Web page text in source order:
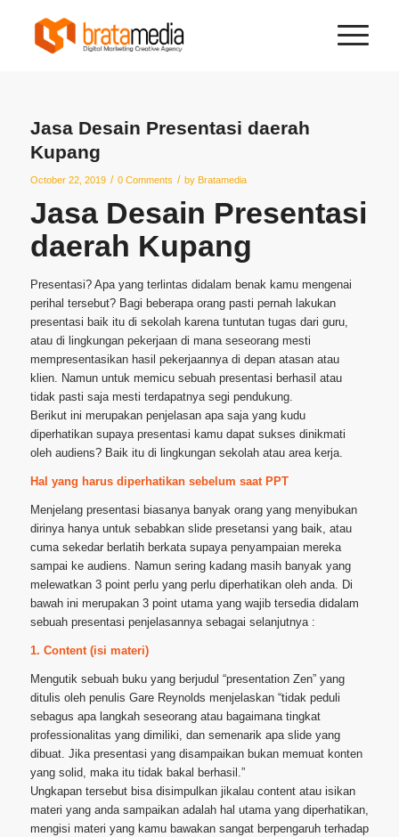
Jasa Desain Presentasi daerah
Kupang
October 22, 2019 / 0 Comments / by Bratamedia
Jasa Desain Presentasi
daerah Kupang
Presentasi? Apa yang terlintas didalam benak kamu mengenai
perihal tersebut? Bagi beberapa orang pasti pernah lakukan
presentasi baik itu di sekolah karena tuntutan tugas dari guru,
atau di lingkungan pekerjaan di mana seseorang mesti
mempresentasikan hasil pekerjaannya di depan atasan atau
klien. Namun untuk memicu sebuah presentasi berhasil atau
tidak pasti saja mesti terdapatnya segi pendukung.
Berikut ini merupakan penjelasan apa saja yang kudu
diperhatikan supaya presentasi kamu dapat sukses dinikmati
oleh audiens? Baik itu di lingkungan sekolah atau area kerja.
Hal yang harus diperhatikan sebelum saat PPT
Menjelang presentasi biasanya banyak orang yang menyibukan
dirinya hanya untuk sebabkan slide presetansi yang baik, atau
cuma sekedar berlatih berkata supaya penyampaian mereka
sampai ke audiens. Namun sering kadang masih banyak yang
melewatkan 3 point perlu yang perlu diperhatikan oleh anda. Di
bawah ini merupakan 3 point utama yang wajib tersedia didalam
sebuah presentasi penjelasannya sebagai selanjutnya :
1. Content (isi materi)
Mengutik sebuah buku yang berjudul “presentation Zen” yang
ditulis oleh penulis Gare Reynolds menjelaskan “tidak peduli
sebagus apa langkah seseorang atau bagaimana tingkat
professionalitas yang dimiliki, dan semenarik apa slide yang
dibuat. Jika presentasi yang disampaikan bukan memuat konten
yang solid, maka itu tidak bakal berhasil.”
Ungkapan tersebut bisa disimpulkan jikalau content atau isikan
materi yang anda sampaikan adalah hal utama yang diperhatikan,
mengisi materi yang kamu bawakan sangat berpengaruh terhadap